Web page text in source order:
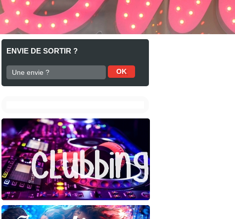
ENVIE DE SORTIR ?